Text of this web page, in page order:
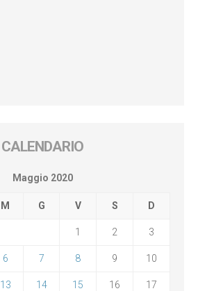
CALENDARIO
Maggio 2020
M G V S D
1 2 3
6 7 8 9 10
13 14 15 16 17